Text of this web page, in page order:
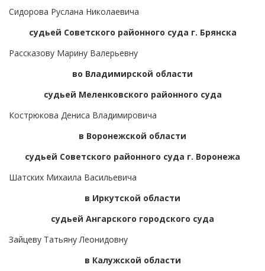
Сидорова Руслана Николаевича
судьей Советского районного суда г. Брянска
Рассказову Марину Валерьевну
во Владимирской области
судьей Меленковского районного суда
Кострюкова Дениса Владимировича
в Воронежской области
судьей Советского районного суда г. Воронежа
Шатских Михаила Васильевича
в Иркутской области
судьей Ангарского городского суда
Зайцеву Татьяну Леонидовну
в Калужской области